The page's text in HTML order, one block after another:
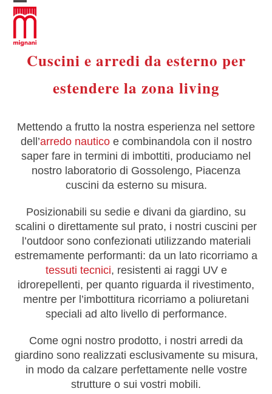
Skip
content
Open
menu
Close
menu
Cuscini e arredi da esterno per
estendere la zona living
Mettendo a frutto la nostra esperienza nel settore
dell’arredo nauticoe combinandola con il nostro
saper fare in termini di imbottiti, produciamo nel
nostro laboratorio di Gossolengo, Piacenza
cuscini da esterno su misura.
Posizionabili su sedie e divani da giardino, su
scalini o direttamente sul prato, i nostri cuscini per
l’outdoor sono confezionati utilizzando materiali
estremamente performanti: da un lato ricorriamo a
tessuti tecnici, resistenti ai raggi UV e
idrorepellenti, per quanto riguarda il rivestimento,
mentre per l’imbottitura ricorriamo a poliuretani
speciali ad alto livello di performance.
Come ogni nostro prodotto, i nostri arredi da
giardino sono realizzati esclusivamente su misura,
in modo da calzare perfettamente nelle vostre
strutture o sui vostri mobili.